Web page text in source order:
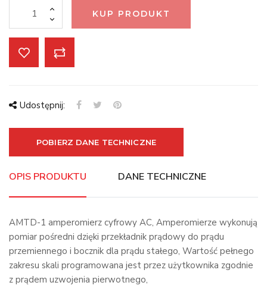
KUP PRODUKT
Udostępnij:
POBIERZ DANE TECHNICZNE
OPIS PRODUKTU DANE TECHNICZNE
AMTD-1 amperomierz cyfrowy AC, Amperomierze wykonują
pomiar pośredni dzięki przekładnik prądowy do prądu
przemiennego i bocznik dla prądu stałego, Wartość pełnego
zakresu skali programowana jest przez użytkownika zgodnie
z prądem uzwojenia pierwotnego,